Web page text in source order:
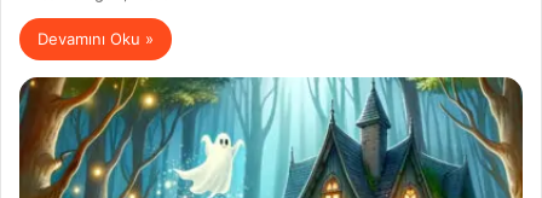
Devamını Oku »